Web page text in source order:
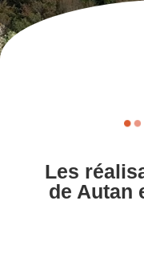
Les
de Autan